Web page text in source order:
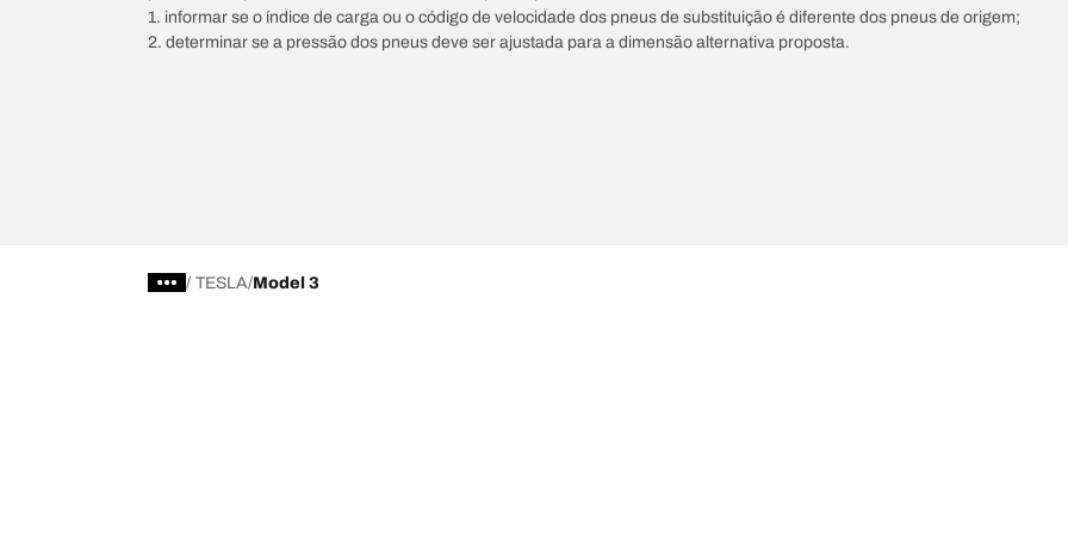
1. informar se o índice de carga ou o código de velocidade dos pneus de substituição é diferente dos pneus de origem;
2. determinar se a pressão dos pneus deve ser ajustada para a dimensão alternativa proposta.
/ TESLA Model 3